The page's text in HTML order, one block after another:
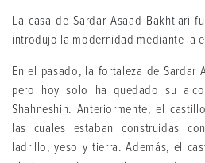
La casa de Sardar Asaad Bakhtiari
introdujo la modernidad mediante la
En el pasado, la fortaleza de Sardar
pero hoy solo ha quedado su
Shahneshin. Anteriormente, el
las cuales estaban construidas
ladrillo, yeso y tierra. Además, el